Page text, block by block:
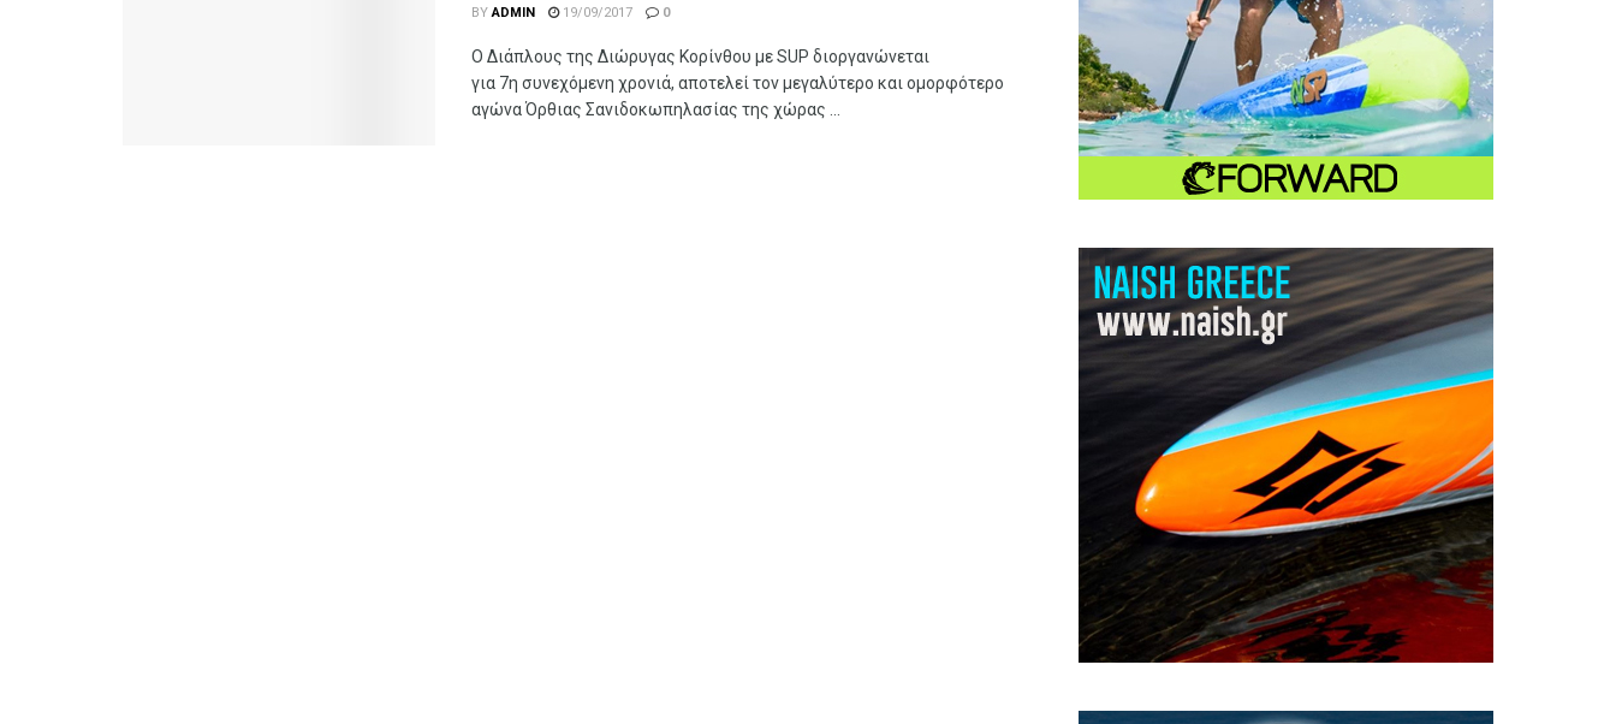
BY ADMIN 19/09/2017 0
Ο Διάπλους της Διώρυγας Κορίνθου με SUP διοργανώνεται
για 7η συνεχόμενη χρονιά, αποτελεί τον μεγαλύτερο και ομορφότερο
αγώνα Όρθιας Σανιδοκωπηλασίας της χώρας ...